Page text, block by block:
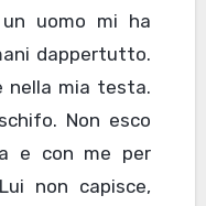
uomo mi ha
dappertutto.
nella mia testa.
Non esco
e con me per
non capisce,